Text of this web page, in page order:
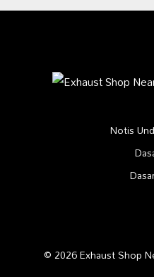
Notis
© 2026 Exhaust Shop